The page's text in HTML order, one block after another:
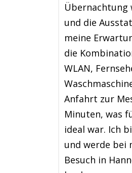
Übernachtung
und die
meine
die
WLAN,
Anfahrt zur
Minuten, was
ideal war. Ich
und werde bei
Besuch in